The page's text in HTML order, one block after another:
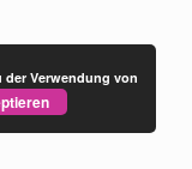
Verwendung von